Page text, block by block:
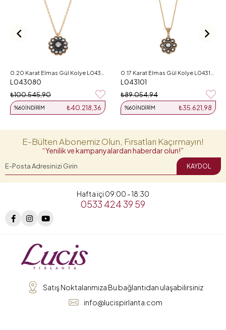
L043080
₺40.218,36
%60İNDIRIM
₺100.545,90
L043101
₺35.621,98
%60İNDIRIM
₺89.054,94
E-Bülten Abonemiz Olun, Fırsatları Kaçırmayın!
“Yenilik ve kampanyalardan haberdar olun!”
KAYDOL
Hafta içi 09:00 - 18:30
0533 424 39 59
Satış Noktalarımıza Bu bağlantıdan ulaşabilirsiniz
info@lucispirlanta.com